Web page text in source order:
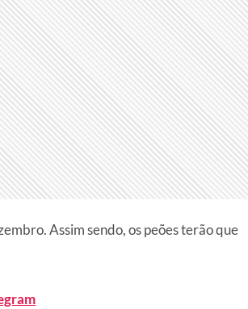
Assim sendo, os peões terão que